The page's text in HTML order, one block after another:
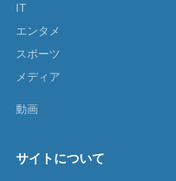
IT
エンタメ
スポーツ
メディア
動画
サイトについて